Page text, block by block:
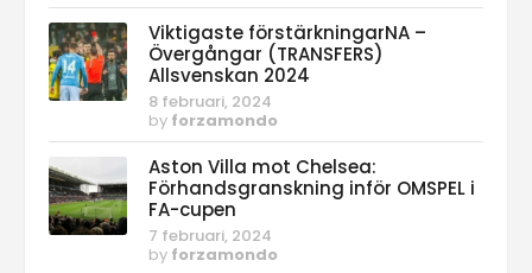
Viktigaste förstärkningarNA –
Övergångar (TRANSFERS)
Allsvenskan 2024
8 februari, 2024
by forzamondo
Aston Villa mot Chelsea:
Förhandsgranskning inför OMSPEL i
FA-cupen
7 februari, 2024
by forzamondo